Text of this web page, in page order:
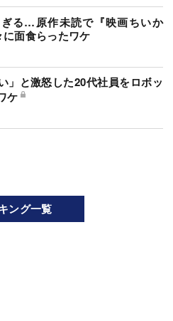
る…原作未読で『映画ちいか
面食らったワケ
」と激怒した20代社員をロボッ
ケ
ング一覧